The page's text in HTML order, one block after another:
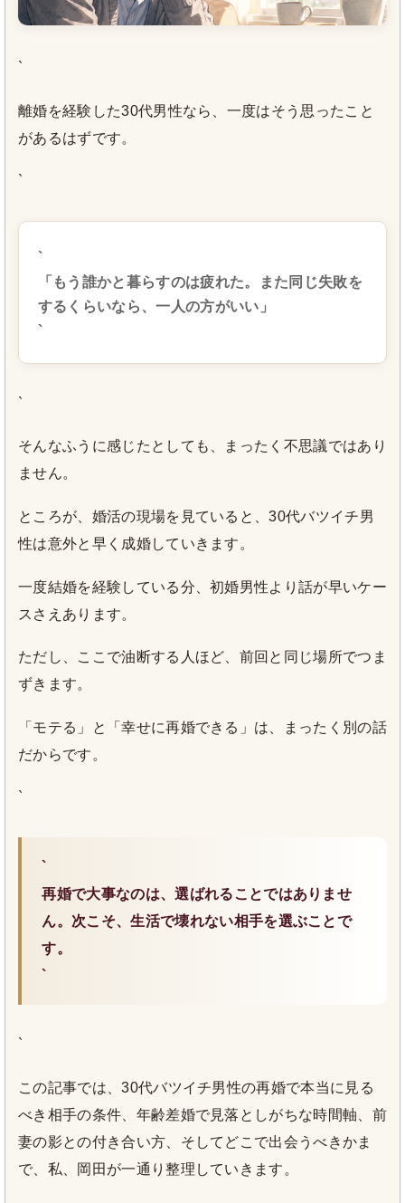
`
離婚を経験した30代男性なら、一度はそう思ったこと
があるはずです。
`
`
「もう誰かと暮らすのは疲れた。また同じ失敗を
するくらいなら、一人の方がいい」
`
`
そんなふうに感じたとしても、まったく不思議ではあり
ません。
ところが、婚活の現場を見ていると、30代バツイチ男
性は意外と早く成婚していきます。
一度結婚を経験している分、初婚男性より話が早いケー
スさえあります。
ただし、ここで油断する人ほど、前回と同じ場所でつま
ずきます。
「モテる」と「幸せに再婚できる」は、まったく別の話
だからです。
`
`
再婚で大事なのは、選ばれることではありませ
ん。次こそ、生活で壊れない相手を選ぶことで
す。
`
`
この記事では、30代バツイチ男性の再婚で本当に見る
べき相手の条件、年齢差婚で見落としがちな時間軸、前
妻の影との付き合い方、そしてどこで出会うべきかま
で、私、岡田が一通り整理していきます。